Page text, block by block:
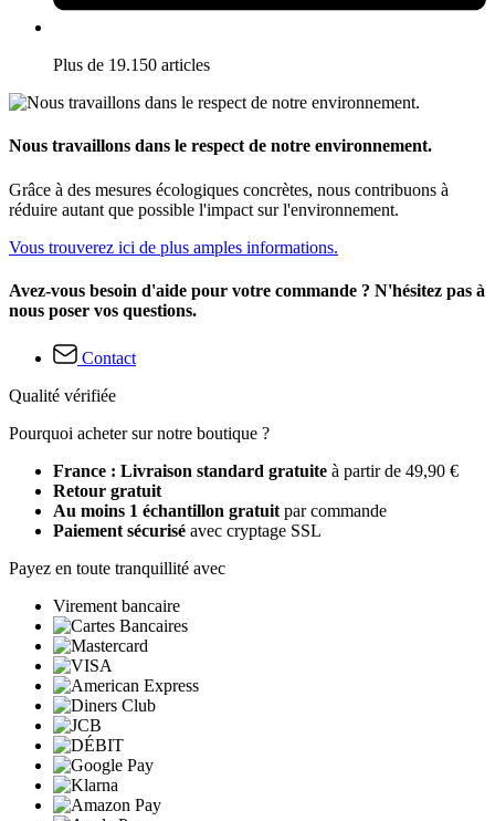
Plus de 19.150 articles
Nous travaillons dans le respect de notre environnement.
Grâce à des mesures écologiques concrètes, nous contribuons à
réduire autant que possible l'impact sur l'environnement.
Vous trouverez ici de plus amples informations.
Avez-vous besoin d'aide pour votre commande ? N'hésitez pas à
nous poser vos questions.
Contact
Qualité vérifiée
Pourquoi acheter sur notre boutique ?
France : Livraison standard gratuite à partir de 49,90 €
Retour gratuit
Au moins 1 échantillon gratuit par commande
Paiement sécurisé avec cryptage SSL
Payez en toute tranquillité avec
Virement bancaire